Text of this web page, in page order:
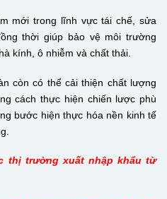
mới trong lĩnh vực tái chế, sửa
thời giúp bảo vệ môi trường
kính, ô nhiễm và chất thải.
còn có thể cải thiện chất lượng
cách thực hiện chiến lược phù
bước hiện thực hóa nền kinh tế
thị trường xuất nhập khẩu từ